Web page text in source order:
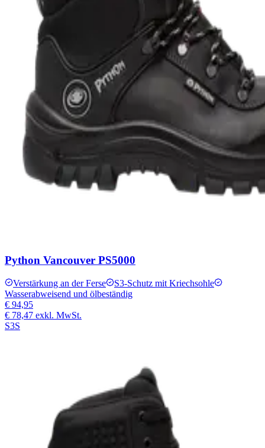
Python Vancouver PS5000
Verstärkung an der Ferse
S3-Schutz mit Kriechsohle
Wasserabweisend und ölbeständig
€ 94,95
€ 78,47 exkl. MwSt.
S3S